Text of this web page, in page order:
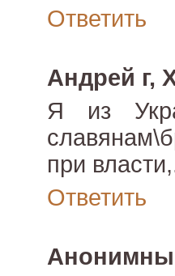
Ответить
Андрей г,
Я из
при
Ответить